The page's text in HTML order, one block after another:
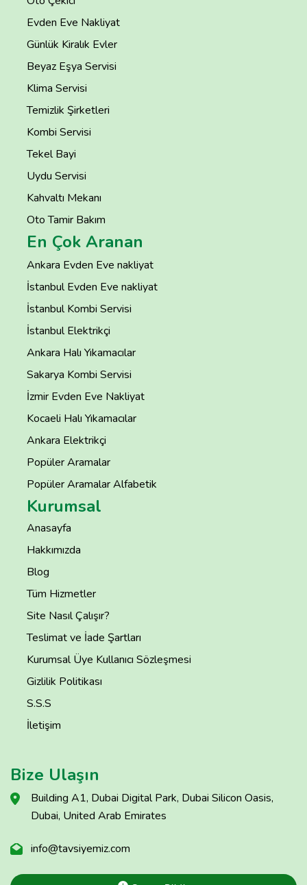
Evden Eve Nakliyat
Günlük Kiralık Evler
Beyaz Eşya Servisi
Klima Servisi
Temizlik Şirketleri
Kombi Servisi
Tekel Bayi
Uydu Servisi
Kahvaltı Mekanı
Oto Tamir Bakım
En Çok Aranan
Ankara Evden Eve nakliyat
İstanbul Evden Eve nakliyat
İstanbul Kombi Servisi
İstanbul Elektrikçi
Ankara Halı Yıkamacılar
Sakarya Kombi Servisi
İzmir Evden Eve Nakliyat
Kocaeli Halı Yıkamacılar
Ankara Elektrikçi
Popüler Aramalar
Popüler Aramalar Alfabetik
Kurumsal
Anasayfa
Hakkımızda
Blog
Tüm Hizmetler
Site Nasıl Çalışır?
Teslimat ve İade Şartları
Kurumsal Üye Kullanıcı Sözleşmesi
Gizlilik Politikası
S.S.S
İletişim
Bize Ulaşın
Building A1, Dubai Digital Park, Dubai Silicon Oasis,
Dubai, United Arab Emirates
info@tavsiyemiz.com